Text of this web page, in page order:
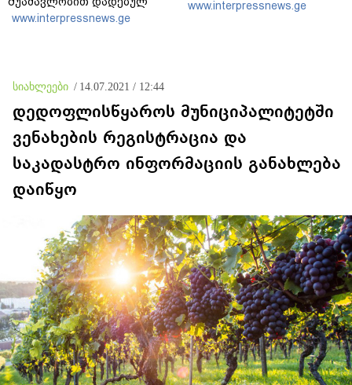
2008 წლის 12 აგვისტოს
ცეცხლის შეწყვეტის
www.interpressnews.ge
www.interpressnews.ge
სიახლეები / 14.07.2021 / 12:44
დედოფლისწყაროს მუნიციპალიტეტში
ვენახების რეგისტრაცია და
საკადასტრო ინფორმაციის განახლება
დაიწყო